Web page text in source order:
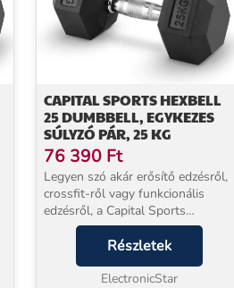
CAPITAL SPORTS HEXBELL
25 DUMBBELL, EGYKEZES
SÚLYZÓ PÁR, 25 KG
76 390 Ft
Legyen szó akár erősítő edzésről,
crossfit-ről vagy funkcionális
edzésről, a Capital Sports
hatszögletű súlyzókkal mindig
megtalálja majd a megfelelő
súlyt.A robusztus kemény gumi
bevonat kiegyensúlyo...
Részletek
ElectronicStar